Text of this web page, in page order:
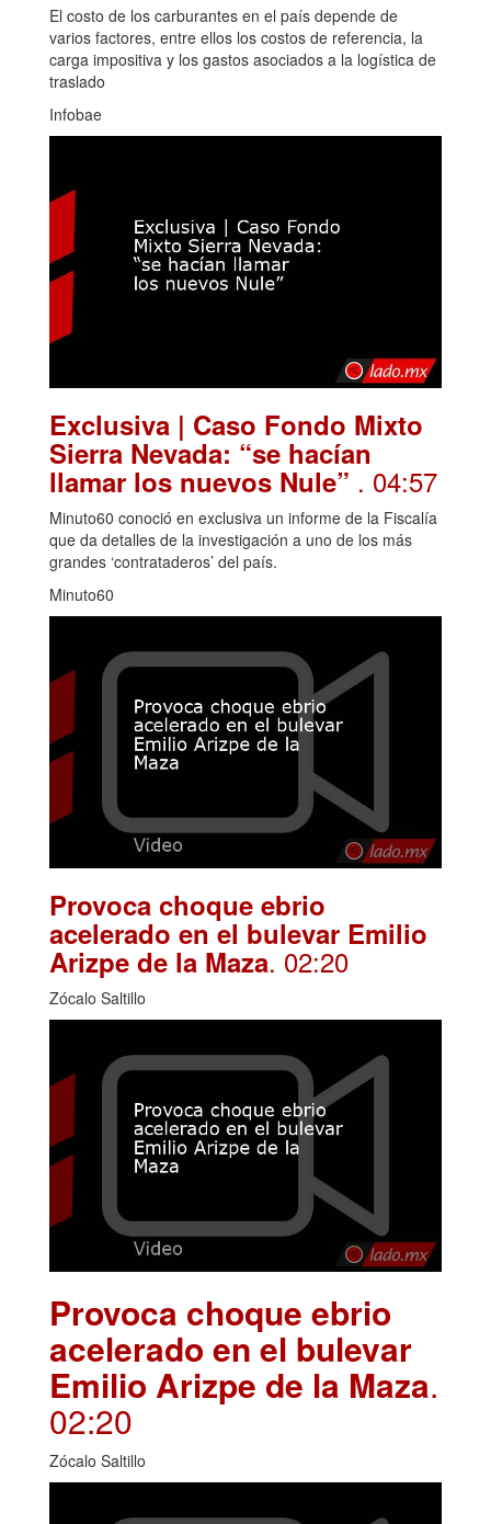
El costo de los carburantes en el país depende de
varios factores, entre ellos los costos de referencia, la
carga impositiva y los gastos asociados a la logística de
traslado
Infobae
Exclusiva | Caso Fondo Mixto
Sierra Nevada: “se hacían
llamar los nuevos Nule” . 04:57
Minuto60 conoció en exclusiva un informe de la Fiscalía
que da detalles de la investigación a uno de los más
grandes ‘contrataderos’ del país.
Minuto60
Provoca choque ebrio
acelerado en el bulevar Emilio
Arizpe de la Maza. 02:20
Zócalo Saltillo
Provoca choque ebrio
acelerado en el bulevar
Emilio Arizpe de la Maza.
02:20
Zócalo Saltillo